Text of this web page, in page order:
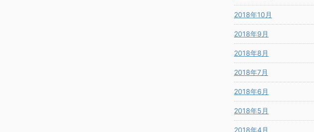
2018年10月
2018年9月
2018年8月
2018年7月
2018年6月
2018年5月
2018年4月